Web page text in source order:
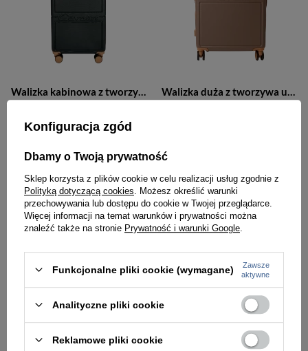
399,00 zł
Walizka podróżna z polipropylenu unisex Discovery LAVA średnia 4 koła pomarańczowa
Konfiguracja zgód
Dbamy o Twoją prywatność
Sklep korzysta z plików cookie w celu realizacji usług zgodnie z
Polityką dotyczącą cookies . Możesz określić warunki
przechowywania lub dostępu do cookie w Twojej przeglądarce.
Więcej informacji na temat warunków i prywatności można
znaleźć także na stronie Prywatność i warunki Google
Funkcjonalne pliki cookie (wymagane)
Zawsze
aktywne
Analityczne pliki cookie
Reklamowe pliki cookie